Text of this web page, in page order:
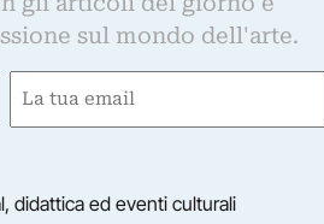
sul mondo dell'arte.
Email
didattica ed eventi culturali